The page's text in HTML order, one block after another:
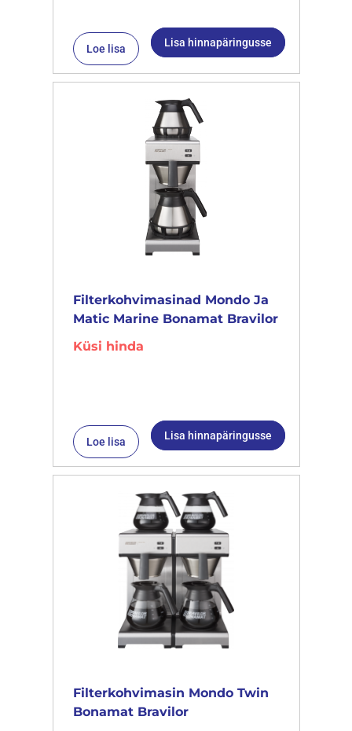
Loe lisa Lisa hinnapäringusse
Filterkohvimasinad Mondo Ja
Matic Marine Bonamat Bravilor
Küsi hinda
Loe lisa Lisa hinnapäringusse
Filterkohvimasin Mondo Twin
Bonamat Bravilor